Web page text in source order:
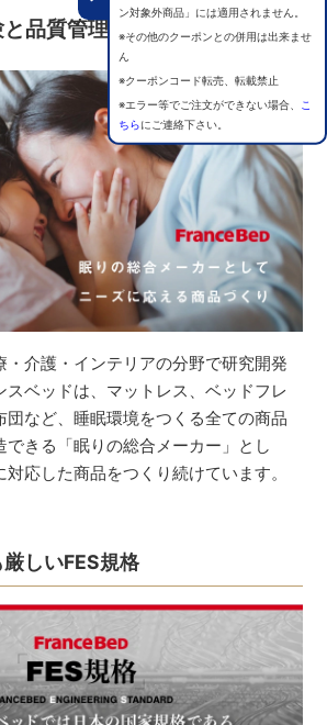
ン対象外商品」には適用されません。
※その他のクーポンとの併用は出来ませ
ん
※クーポンコード転売、転載禁止
※エラー等でご注文ができない場合、
こ
ちらにご連絡下さい。
品質管理で安心の選択
・介護・インテリアの分野で研究開発
スベッドは、マットレス、ベッドフレ
団など、睡眠環境をつくる全ての商品
できる「眠りの総合メーカー」とし
応した商品をつくり続けています。
しいFES規格